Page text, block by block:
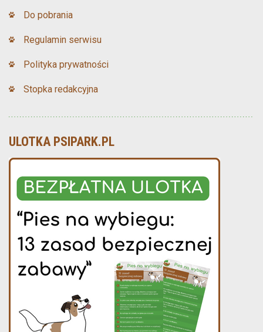
Do pobrania
Regulamin serwisu
Polityka prywatności
Stopka redakcyjna
ULOTKA PSIPARK.PL